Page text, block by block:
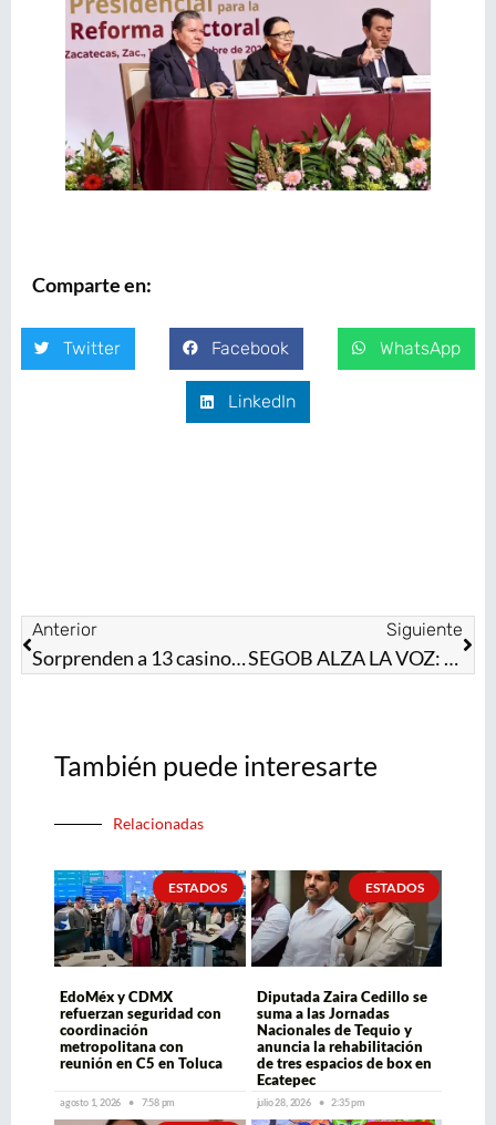
Comparte en:
Twitter Facebook WhatsApp
LinkedIn
Anterior
Sorprenden a 13 casinos en México operando con presuntas redes de lavado de dinero
Siguiente
SEGOB ALZA LA VOZ: CERO TOLERANCIA A LA VIOLENCIA Y ATAQUES A LA VIDA
También puede interesarte
Relacionadas
ESTADOS
EdoMéx y CDMX
refuerzan seguridad con
coordinación
metropolitana con
reunión en C5 en Toluca
agosto 1, 2026 7:58 pm
ESTADOS
Diputada Zaira Cedillo se
suma a las Jornadas
Nacionales de Tequio y
anuncia la rehabilitación
de tres espacios de box en
Ecatepec
julio 28, 2026 2:35 pm